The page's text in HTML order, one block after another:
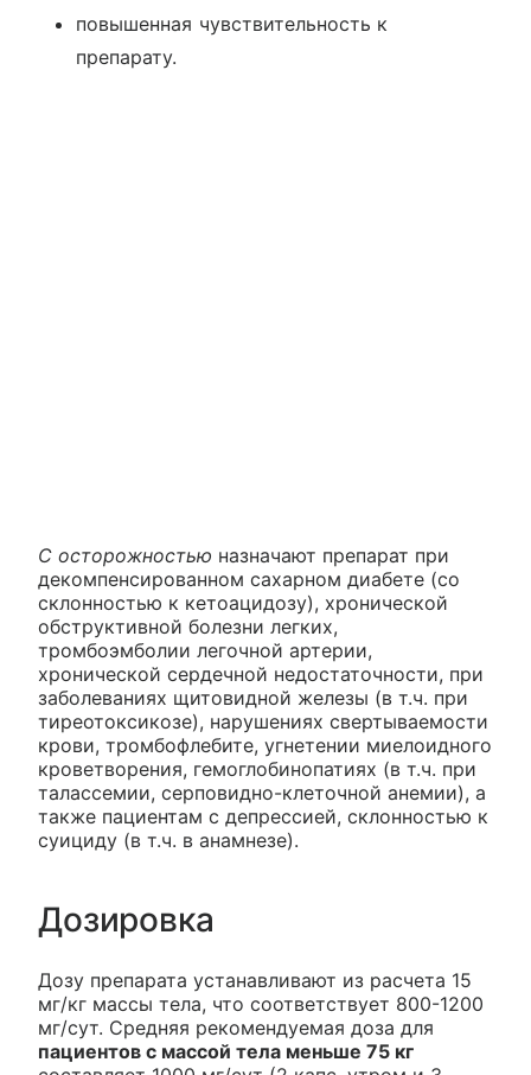
повышенная чувствительность к
препарату.
С осторожностью назначают препарат при
декомпенсированном сахарном диабете (со
склонностью к кетоацидозу), хронической
обструктивной болезни легких,
тромбоэмболии легочной артерии,
хронической сердечной недостаточности, при
заболеваниях щитовидной железы (в т.ч. при
тиреотоксикозе), нарушениях свертываемости
крови, тромбофлебите, угнетении миелоидного
кроветворения, гемоглобинопатиях (в т.ч. при
талассемии, серповидно-клеточной анемии), а
также пациентам с депрессией, склонностью к
суициду (в т.ч. в анамнезе).
Дозировка
Дозу препарата устанавливают из расчета 15
мг/кг массы тела, что соответствует 800-1200
мг/сут. Средняя рекомендуемая доза для
пациентов с массой тела меньше 75 кг